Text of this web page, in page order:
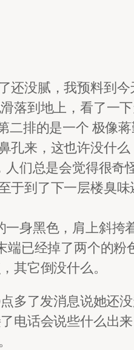
没腻，我预料到
落到地上，看了一
排的是一个 极像
孔来，这也许没什
们总是会觉得很奇
到了下一层楼臭
身黑色，肩上斜挎
已经掉了两个的
其它倒没什么。
多了发消息说她还
电话会说些什么出